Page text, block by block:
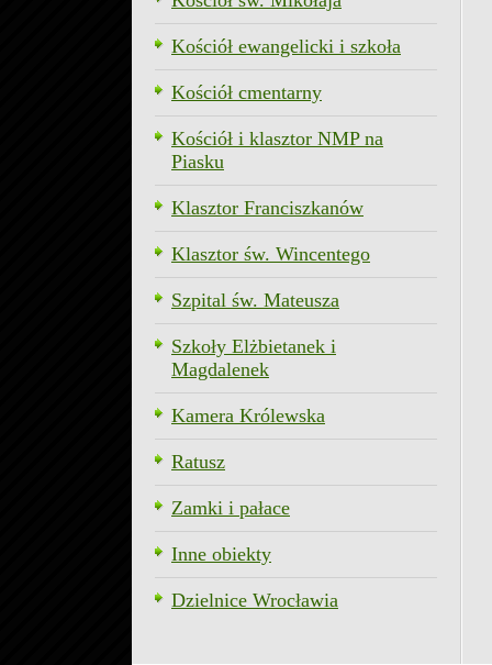
Kościół ewangelicki i szkoła
Kościół cmentarny
Kościół i klasztor NMP na
Piasku
Klasztor Franciszkanów
Klasztor św. Wincentego
Szpital św. Mateusza
Szkoły Elżbietanek i
Magdalenek
Kamera Królewska
Ratusz
Zamki i pałace
Inne obiekty
Dzielnice Wrocławia